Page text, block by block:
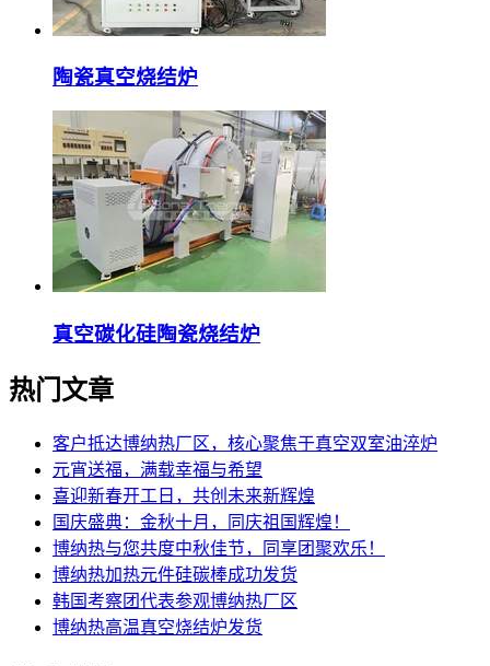
陶瓷真空烧结炉
真空碳化硅陶瓷烧结炉
热门文章
客户抵达博纳热厂区，核心聚焦于真空双室油淬炉
元宵送福，满载幸福与希望
喜迎新春开工日，共创未来新辉煌
国庆盛典：金秋十月，同庆祖国辉煌！
博纳热与您共度中秋佳节，同享团聚欢乐！
博纳热加热元件硅碳棒成功发货
韩国考察团代表参观博纳热厂区
博纳热高温真空烧结炉发货